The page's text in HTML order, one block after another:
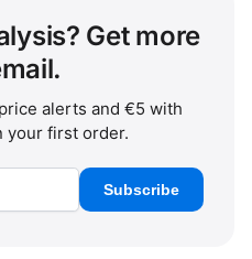
Get more
alerts and €5 with
your first order.
Subscribe